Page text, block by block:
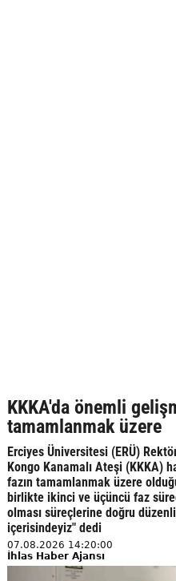
KKKA'da önemli
tamamlanmak üzere
Erciyes Üniversitesi (ERÜ)
Kongo Kanamalı Ateşi (KKKA)
fazın tamamlanmak üzere
birlikte ikinci ve üçüncü faz
olması süreçlerine doğru
içerisindeyiz" dedi
07.08.2026 14:20:00
İhlas Haber Ajansı